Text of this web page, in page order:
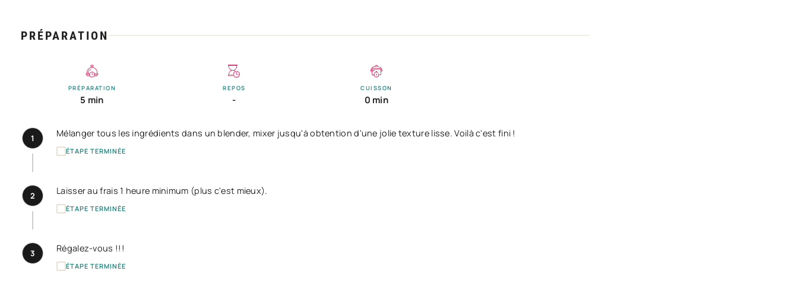
PRÉPARATION
PRÉPARATION
5 min
REPOS
-
CUISSON
0 min
1 Mélanger tous les ingrédients dans un blender, mixer jusqu'à obtention d'une jolie texture lisse. Voilà c'est fini !
ÉTAPE TERMINÉE
2 Laisser au frais 1 heure minimum (plus c'est mieux).
ÉTAPE TERMINÉE
3 Régalez-vous !!!
ÉTAPE TERMINÉE